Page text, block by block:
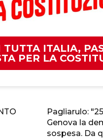
ITALIA,
PER LA
Pagliarulo:
Genova la
sospesa. Da